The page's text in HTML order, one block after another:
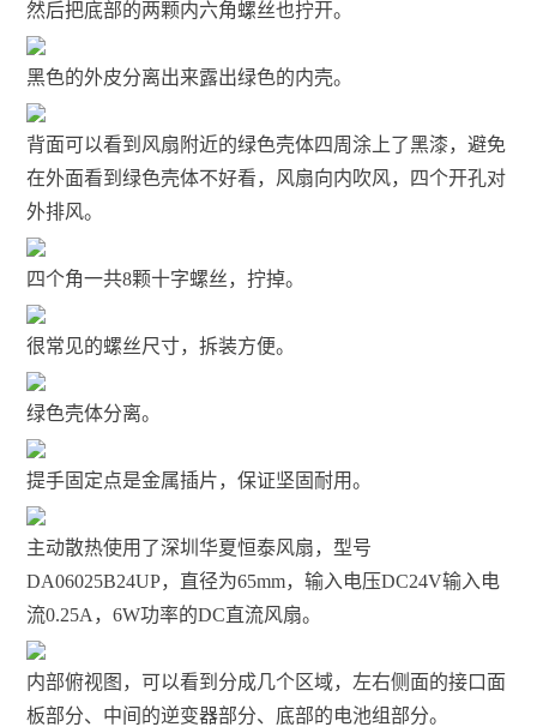
然后把底部的两颗内六角螺丝也拧开。
黑色的外皮分离出来露出绿色的内壳。
背面可以看到风扇附近的绿色壳体四周涂上了黑漆，避免
在外面看到绿色壳体不好看，风扇向内吹风，四个开孔对
外排风。
四个角一共8颗十字螺丝，拧掉。
很常见的螺丝尺寸，拆装方便。
绿色壳体分离。
提手固定点是金属插片，保证坚固耐用。
主动散热使用了深圳华夏恒泰风扇，型号
DA06025B24UP，直径为65mm，输入电压DC24V输入电
流0.25A，6W功率的DC直流风扇。
内部俯视图，可以看到分成几个区域，左右侧面的接口面
板部分、中间的逆变器部分、底部的电池组部分。